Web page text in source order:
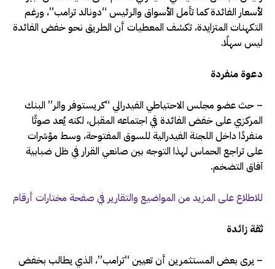
لأسعار الفائدة كما تأمل الأسواق والرئيس “دونالد ترامب”، ورغم
التكهنات المتزايدة، تكشف المعطيات أن الطريق نحو خفض الفائدة
ليس سهلًا.
دعوة منفردة
– حث عضو مجلس الاحتياطي الفيدرالي “كريستوفر والر” البنك
المركزي على خفض الفائدة في اجتماعه المقبل، لكنه يُعد صوتًا
منفردًا داخل اللجنة الفيدرالية للسوق المفتوحة، وسط مؤشرات
على تراجع الحماس لهذا التوجه بين صانعي القرار في ظل ضبابية
آفاق التضخم.
للاطلاع على المزيد من المواضيع والتقارير في صفحة مختارات أرقام
ثقة زائدة
– يرى بعض المستثمرين أن تعيين “ترامب”، الذي يطالب بخفض